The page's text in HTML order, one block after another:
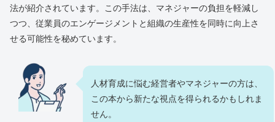
法が紹介されています。この手法は、マネジャーの負担を軽減し
つつ、従業員のエンゲージメントと組織の生産性を同時に向上さ
せる可能性を秘めています。
人材育成に悩む経営者やマネジャーの方は、
この本から新たな視点を得られるかもしれま
せん。